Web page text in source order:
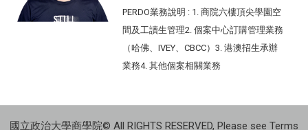
PERDO業務說明 : 1. 商院六樓頂尖學園空
間及工讀生管理2. 個案中心訂購管理業務
（哈佛、IVEY、CBCC）3. 港澳招生承辦
業務4. 其他個案相關業務
國立政治大學商學院© All RIGHTS RESERVED, Please see Terms